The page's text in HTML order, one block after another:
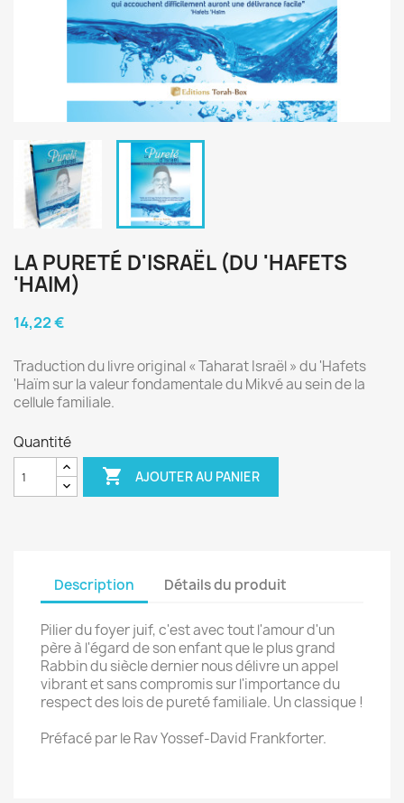
LA PURETÉ D'ISRAËL (DU 'HAFETS
'HAIM)
14,22 €
Traduction du livre original « Taharat Israël » du 'Hafets
'Haïm sur la valeur fondamentale du Mikvé au sein de la
cellule familiale.
Quantité
 AJOUTER AU PANIER
Description Détails du produit
Pilier du foyer juif, c'est avec tout l'amour d'un
père à l'égard de son enfant que le plus grand
Rabbin du siècle dernier nous délivre un appel
vibrant et sans compromis sur l'importance du
respect des lois de pureté familiale. Un classique !
Préfacé par le Rav Yossef-David Frankforter.